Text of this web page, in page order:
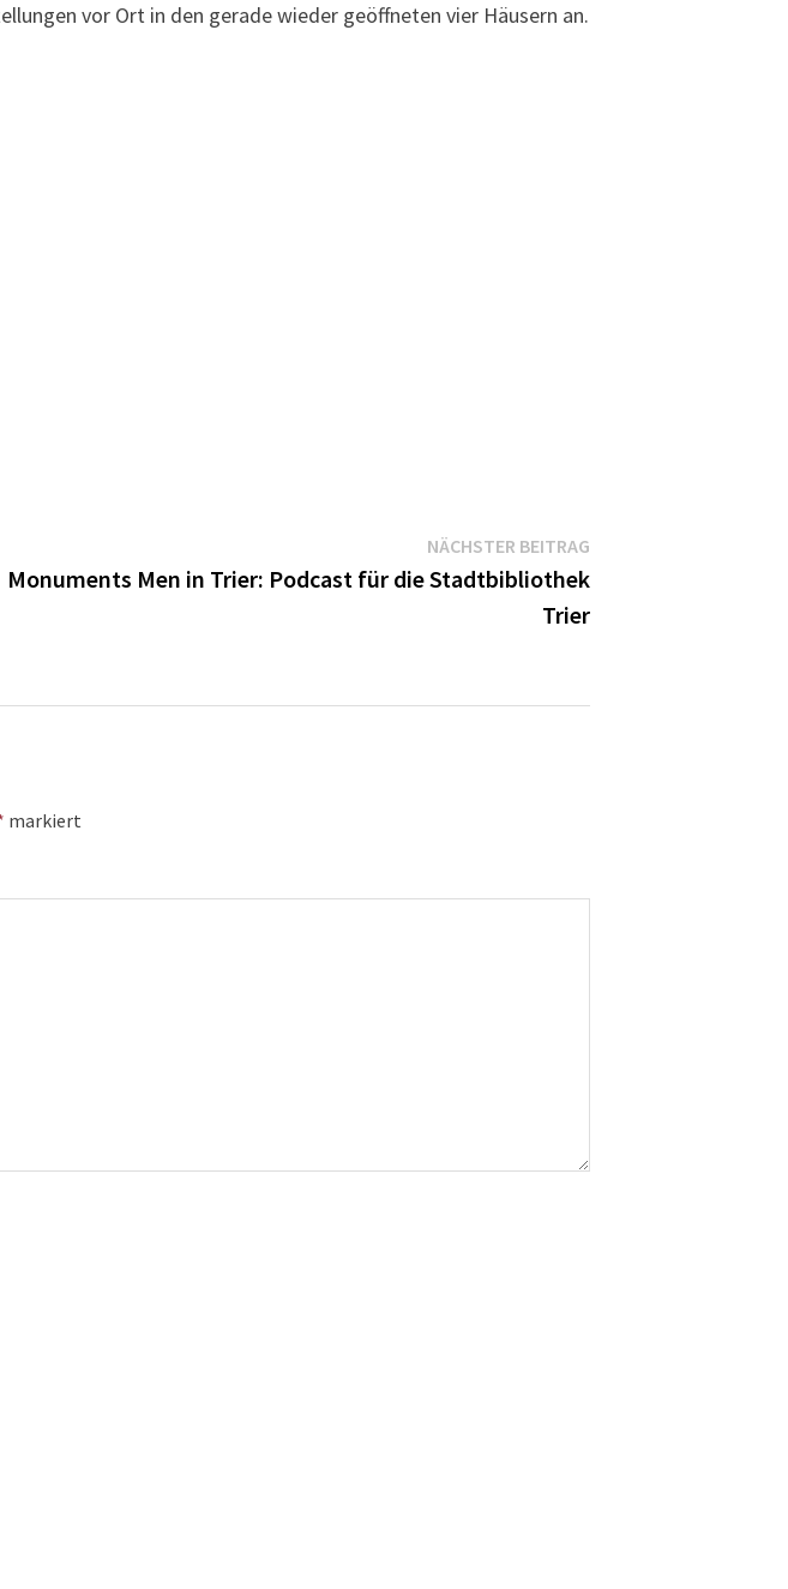
vor Ort in den gerade wieder geöffneten vier Häusern an.
NÄCHSTER BEITRAGNächster
Beitrag:
Monuments Men in Trier: Podcast für die Stadtbibliothek
Trier
markiert